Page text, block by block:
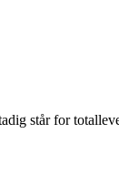
står for